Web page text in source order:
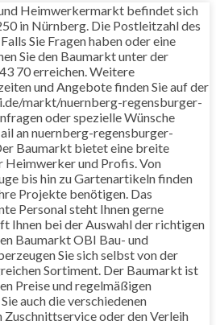
Heimwerkermarkt befindet sich
in Nürnberg. Die Postleitzahl des
Sie Fragen haben oder eine
Sie den Baumarkt unter der
70 erreichen. Weitere
und Angebote finden Sie auf der
markt/nuernberg-regensburger-
oder spezielle Wünsche
an nuernberg-regensburger-
Baumarkt bietet eine breite
Heimwerker und Profis. Von
bis hin zu Gartenartikeln finden
Projekte benötigen. Das
Personal steht Ihnen gerne
Ihnen bei der Auswahl der richtigen
Baumarkt OBI Bau- und
Sie sich selbst von der
Sortiment. Der Baumarkt ist
Preise und regelmäßigen
auch die verschiedenen
Zuschnittservice oder den Verleih